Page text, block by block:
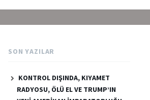
SON YAZILAR
KONTROL DIŞINDA, KIYAMET
RADYOSU, ÖLÜ EL VE TRUMP’IN